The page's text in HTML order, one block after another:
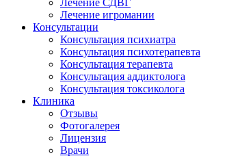
Лечение СДВГ
Лечение игромании
Консультации
Консультация психиатра
Консультация психотерапевта
Консультация терапевта
Консультация аддиктолога
Консультация токсиколога
Клиника
Отзывы
Фотогалерея
Лицензия
Врачи